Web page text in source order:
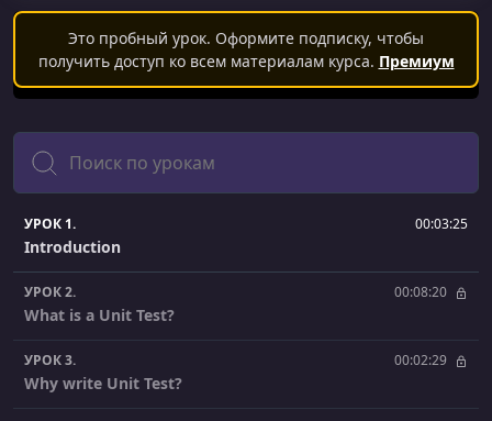
Это пробный урок. Оформите подписку, чтобы
получить доступ ко всем материалам курса. Премиум
Поиск
УРОК 1. 00:03:25
Introduction
УРОК 2. 00:08:20
What is a Unit Test?
УРОК 3. 00:02:29
Why write Unit Test?